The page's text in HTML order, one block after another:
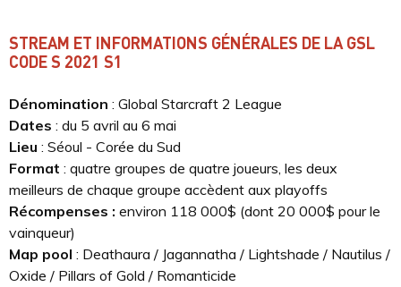
STREAM ET INFORMATIONS GÉNÉRALES DE LA GSL
CODE S 2021 S1
Dénomination : Global Starcraft 2 League
Dates : du 5 avril au 6 mai
Lieu : Séoul - Corée du Sud
Format : quatre groupes de quatre joueurs, les deux
meilleurs de chaque groupe accèdent aux playoffs
Récompenses : environ 118 000$ (dont 20 000$ pour le
vainqueur)
Map pool : Deathaura / Jagannatha / Lightshade / Nautilus /
Oxide / Pillars of Gold / Romanticide